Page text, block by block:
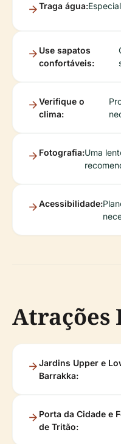
Traga água:
Use sapatos
confortáveis:
Verifique o
clima:
Fotografia:Uma
Acessibilidade:
Atrações
Jardins Upper e
Barrakka:
Porta da Cidade e
de Tritão: